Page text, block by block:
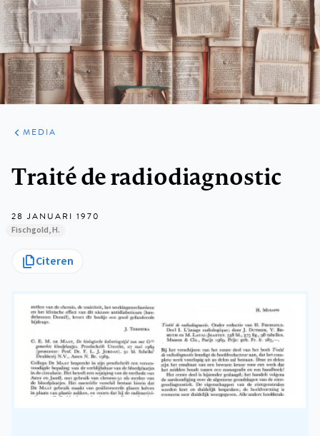
ARTIKELEN
VARIA
MEDIA
Traité de radiodiagnostic
28 JANUARI 1970
Fischgold, H.
Citeren